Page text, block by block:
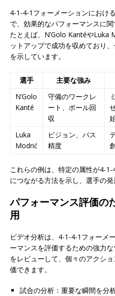
4-1-4-1フォーメーションにおけ
で、効果的なパフォーマンスに
たとえば、N’Golo KantéやLuka
ットアップで成功を収めており
を示しています。
選手 主要な強み
N’Golo
Kanté
守備のワークレ
ート、ボール回
収
Luka
Modrić
ビジョン、パス
精度
これらの例は、特定の属性が4-
につながる方法を示し、選手の発
パフォーマンス評価の
用
ビデオ分析は、4-1-4-1フォーメ
ーマンスを評価するための強力
をレビューして、個々のアクシ
価できます。
試合の分析：重要な瞬間を分